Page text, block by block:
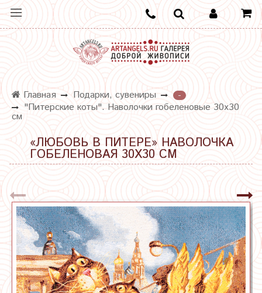
Главная Подарки, сувениры
-
"Питерские коты". Наволочки гобеленовые 30х30
см
«ЛЮБОВЬ В ПИТЕРЕ» НАВОЛОЧКА
ГОБЕЛЕНОВАЯ 30Х30 СМ